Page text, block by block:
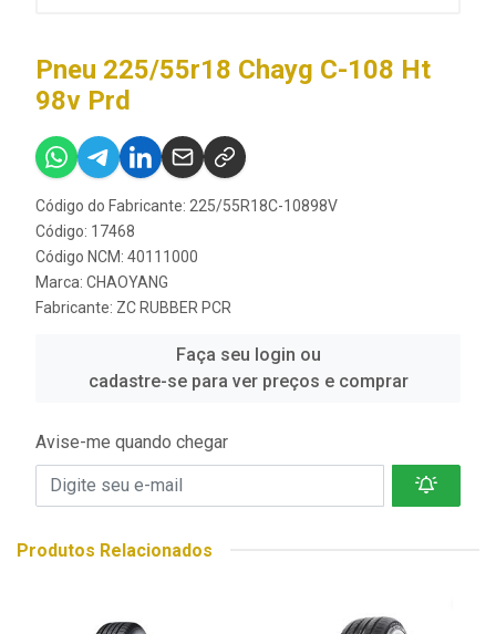
Pneu 225/55r18 Chayg C-108 Ht
98v Prd
Código do Fabricante: 225/55R18C-10898V
Código: 17468
Código NCM: 40111000
Marca: CHAOYANG
Fabricante: ZC RUBBER PCR
Faça seu login ou
cadastre-se para ver preços e comprar
Avise-me quando chegar
Produtos Relacionados